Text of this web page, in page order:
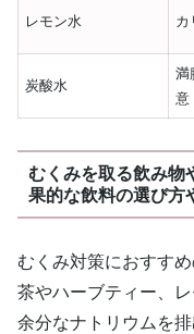
レモン水 カ
炭酸水
満
意
むくみを取る飲み物
果的な飲料の選び方
むくみ対策におすす
茶やハーブティー、
余分なナトリウムを